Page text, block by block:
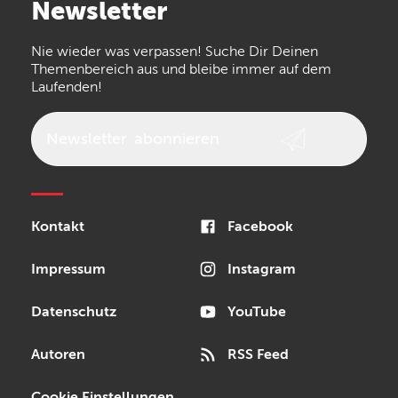
the t.bone
Walrus Audio Epiphone
Newsletter
Nie wieder was verpassen! Suche Dir Deinen
Themenbereich aus und bleibe immer auf dem
Laufenden!
Kontakt
Impressum
Datenschutz
Autoren
Facebook
Instagram
YouTube
RSS Feed